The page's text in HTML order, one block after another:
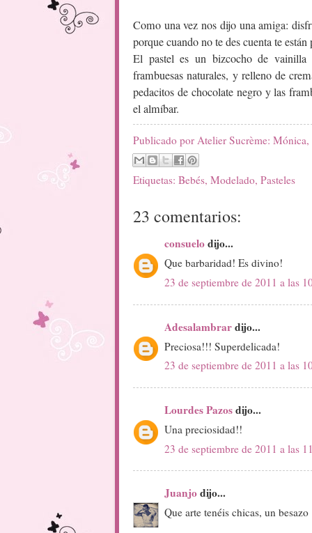
Como una vez nos dijo una amiga:
porque cuando no te des cuenta te
El pastel es un bizcocho de vainilla
frambuesas naturales, y relleno de
pedacitos de chocolate negro y las
el almíbar.
Publicado por Atelier Sucrème:
Etiquetas: Bebés, Modelado, Pasteles
23 comentarios:
consuelodijo...
Que barbaridad! Es divino!
23 de septiembre de 2011 a las
Adesalambrardijo...
Preciosa!!! Superdelicada!
23 de septiembre de 2011 a las
Lourdes Pazosdijo...
Una preciosidad!!
23 de septiembre de 2011 a las
Juanjodijo...
Que arte tenéis chicas, un besazo